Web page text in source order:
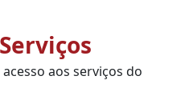
aos serviços do